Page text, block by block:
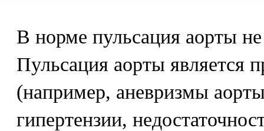
В норме пульсация аорты не
Пульсация аорты является
(например, аневризмы
гипертензии,